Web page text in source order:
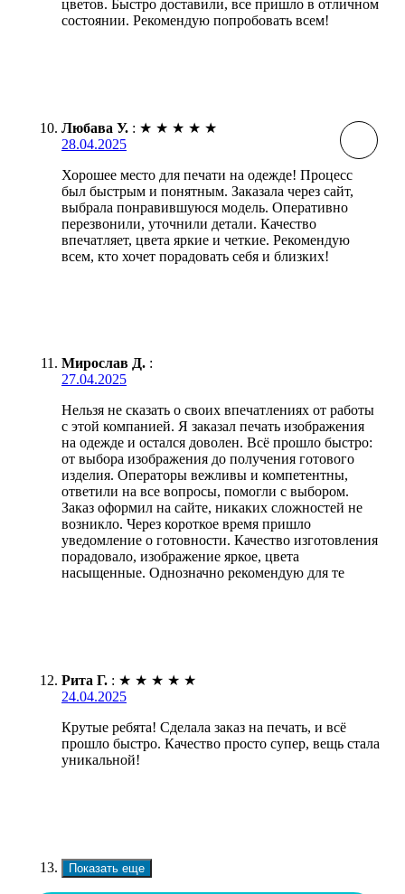
цветов. Быстро доставили, все пришло в отличном
состоянии. Рекомендую попробовать всем!
Любава У. : ★ ★ ★ ★ ★
28.04.2025
Хорошее место для печати на одежде! Процесс
был быстрым и понятным. Заказала через сайт,
выбрала понравившуюся модель. Оперативно
перезвонили, уточнили детали. Качество
впечатляет, цвета яркие и четкие. Рекомендую
всем, кто хочет порадовать себя и близких!
Мирослав Д. :
27.04.2025
Нельзя не сказать о своих впечатлениях от работы
с этой компанией. Я заказал печать изображения
на одежде и остался доволен. Всё прошло быстро:
от выбора изображения до получения готового
изделия. Операторы вежливы и компетентны,
ответили на все вопросы, помогли с выбором.
Заказ оформил на сайте, никаких сложностей не
возникло. Через короткое время пришло
уведомление о готовности. Качество изготовления
порадовало, изображение яркое, цвета
насыщенные. Однозначно рекомендую для те
Рита Г. : ★ ★ ★ ★ ★
24.04.2025
Крутые ребята! Сделала заказ на печать, и всё
прошло быстро. Качество просто супер, вещь стала
уникальной!
Показать еще